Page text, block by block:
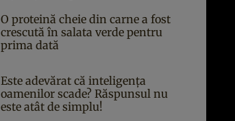
O proteină cheie din carne a fost
crescută în salata verde pentru
prima dată
Este adevărat că inteligența
oamenilor scade? Răspunsul nu
este atât de simplu!